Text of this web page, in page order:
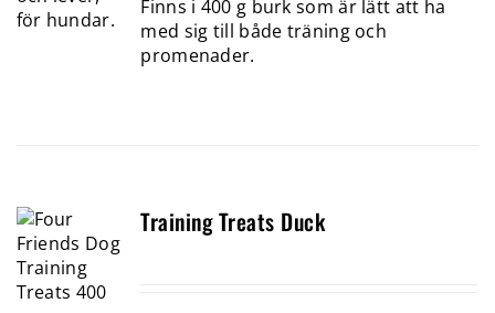
Finns i 400 g burk som är lätt att ha
med sig till både träning och
promenader.
Training Treats Duck